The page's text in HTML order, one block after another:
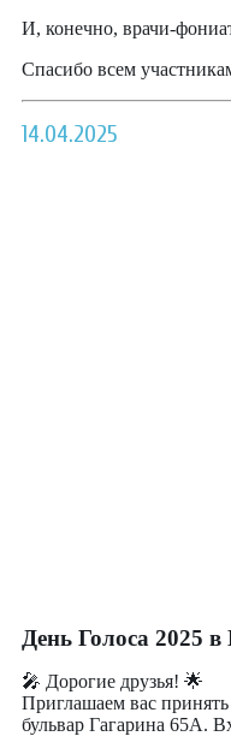
И, конечно, врачи-
Спасибо всем
14.04.2025
День Голоса 2025
🎤 Дорогие друзья! 🌟
Приглашаем вас
бульвар Гагарина 65А.